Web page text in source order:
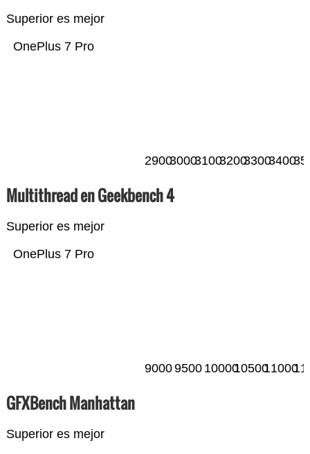
Superior es mejor
OnePlus 7 Pro
290030003100320033003400
Multithread en Geekbench 4
Superior es mejor
OnePlus 7 Pro
90009500 100001050011000
GFXBench Manhattan
Superior es mejor